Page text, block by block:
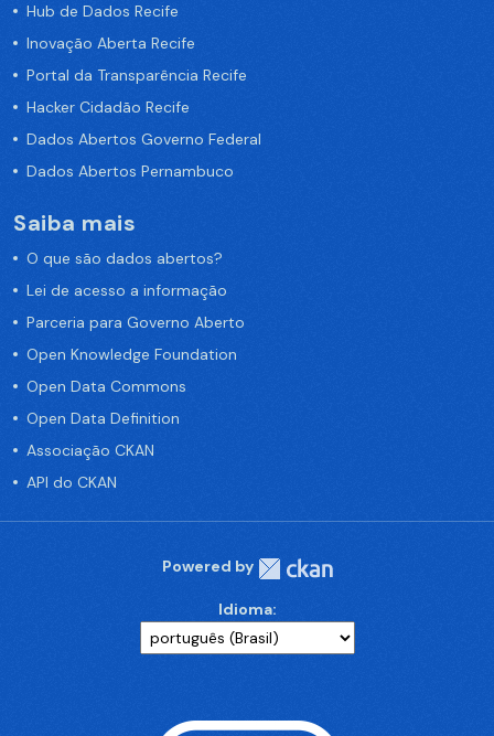
Hub de Dados Recife
Inovação Aberta Recife
Portal da Transparência Recife
Hacker Cidadão Recife
Dados Abertos Governo Federal
Dados Abertos Pernambuco
Saiba mais
O que são dados abertos?
Lei de acesso a informação
Parceria para Governo Aberto
Open Knowledge Foundation
Open Data Commons
Open Data Definition
Associação CKAN
API do CKAN
Powered by
Idioma